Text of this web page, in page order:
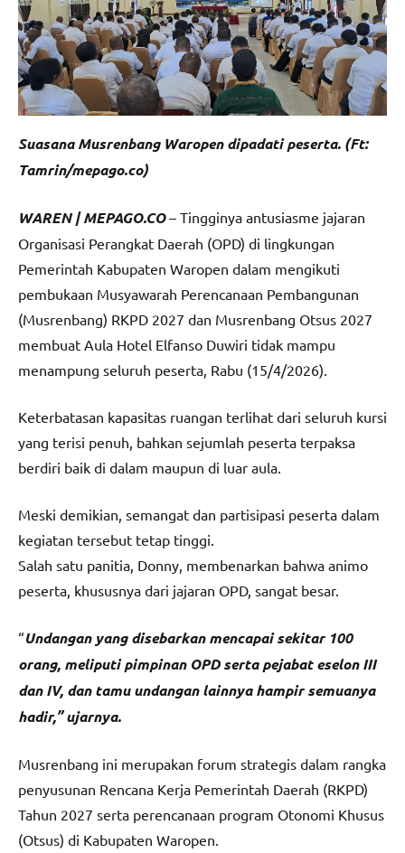
Suasana Musrenbang Waropen dipadati peserta. (Ft:
Tamrin/mepago.co)
WAREN | MEPAGO.CO – Tingginya antusiasme jajaran
Organisasi Perangkat Daerah (OPD) di lingkungan
Pemerintah Kabupaten Waropen dalam mengikuti
pembukaan Musyawarah Perencanaan Pembangunan
(Musrenbang) RKPD 2027 dan Musrenbang Otsus 2027
membuat Aula Hotel Elfanso Duwiri tidak mampu
menampung seluruh peserta, Rabu (15/4/2026).
Keterbatasan kapasitas ruangan terlihat dari seluruh kursi
yang terisi penuh, bahkan sejumlah peserta terpaksa
berdiri baik di dalam maupun di luar aula.
Meski demikian, semangat dan partisipasi peserta dalam
kegiatan tersebut tetap tinggi.
Salah satu panitia, Donny, membenarkan bahwa animo
peserta, khususnya dari jajaran OPD, sangat besar.
“Undangan yang disebarkan mencapai sekitar 100
orang, meliputi pimpinan OPD serta pejabat eselon III
dan IV, dan tamu undangan lainnya hampir semuanya
hadir,” ujarnya.
Musrenbang ini merupakan forum strategis dalam rangka
penyusunan Rencana Kerja Pemerintah Daerah (RKPD)
Tahun 2027 serta perencanaan program Otonomi Khusus
(Otsus) di Kabupaten Waropen.